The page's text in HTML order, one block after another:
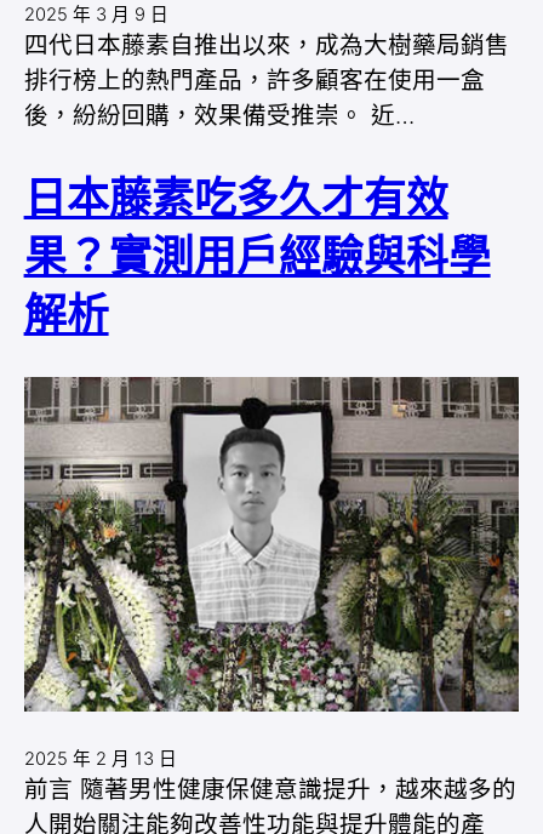
2025 年 3 月 9 日
四代日本藤素自推出以來，成為大樹藥局銷售
排行榜上的熱門產品，許多顧客在使用一盒
後，紛紛回購，效果備受推崇。 近…
日本藤素吃多久才有效
果？實測用戶經驗與科學
解析
2025 年 2 月 13 日
前言 隨著男性健康保健意識提升，越來越多的
人開始關注能夠改善性功能與提升體能的產